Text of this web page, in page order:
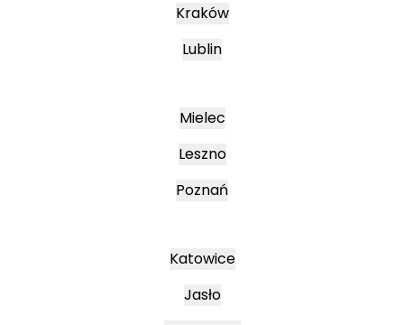
Kraków
Lublin
Mielec
Leszno
Poznań
Katowice
Jasło